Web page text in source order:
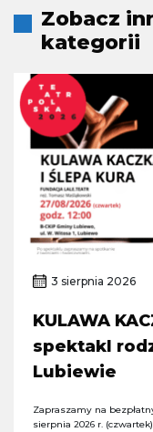
Zobacz
kategorii
3 sierpnia 2026
KULAWA
spektakl
Lubiewie
Zapraszamy na
sierpnia 2026 r.